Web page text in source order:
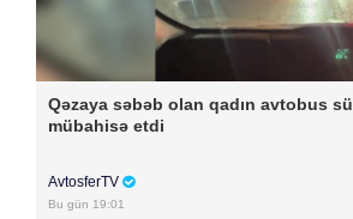
Qəzaya səbəb olan qadın avtobus
mübahisə etdi
AvtosferTV
Bu gün 19:01